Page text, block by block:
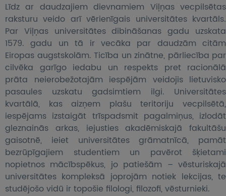
Līdz ar daudzajiem dievnamiem Viļņas vecpilsētas
raksturu veido arī vērienīgais universitātes kvartāls.
Par Viļņas universitātes dibināšanas gadu uzskata
1579. gadu un tā ir vecāka par daudzām citām
Eiropas augstskolām. Ticība un zinātne, pārliecība par
cilvēka garīgo iedabu un respekts pret racionālā
prāta neierobežotajām iespējām veidojis lietuvisko
pasaules uzskatu gadsimtiem ilgi. Universitātes
kvartālā, kas aizņem plašu teritoriju vecpilsētā,
iespējams izstaigāt trīspadsmit pagalmiņus, izlodāt
gleznainās arkas, iejusties akadēmiskajā fakultāšu
gaisotnē, ieiet universitātes grāmatnīcā, pamāt
bezrūpīgajiem studentiem un pavērot šķietami
nopietnos mācībspēkus, jo patiešām – vēsturiskajā
universitātes kompleksā joprojām notiek lekcijas, te
studējošo vidū irtopošie filologi, filozofi, vēsturnieki.